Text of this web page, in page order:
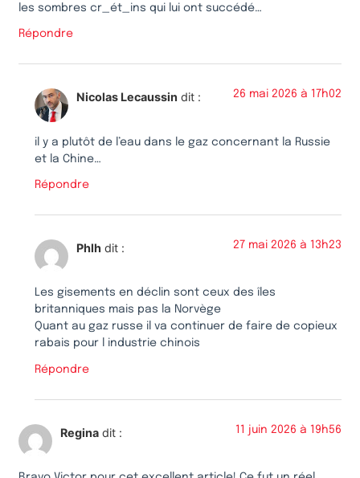
les sombres cr_ét_ins qui lui ont succédé…
Répondre
Nicolas Lecaussin dit : 26 mai 2026 à 17h02
il y a plutôt de l’eau dans le gaz concernant la Russie
et la Chine…
Répondre
Phlh dit : 27 mai 2026 à 13h23
Les gisements en déclin sont ceux des îles
britanniques mais pas la Norvège
Quant au gaz russe il va continuer de faire de copieux
rabais pour l industrie chinois
Répondre
Regina dit : 11 juin 2026 à 19h56